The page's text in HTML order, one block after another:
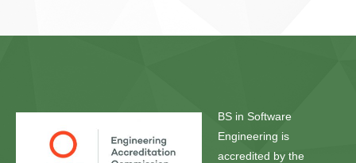
BS in Software
Engineering is
accredited by the